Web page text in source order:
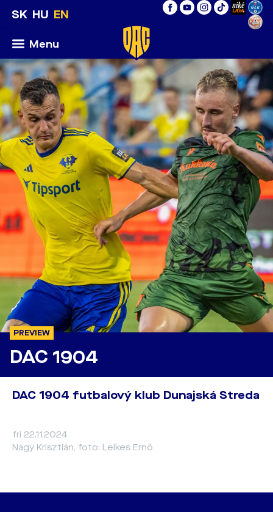
SK HU EN
Menu
PREVIEW
DAC 1904
DAC 1904 futbalový klub Dunajská Streda
fri 22.11.2024
Nagy Krisztián, foto: Lelkes Ernő